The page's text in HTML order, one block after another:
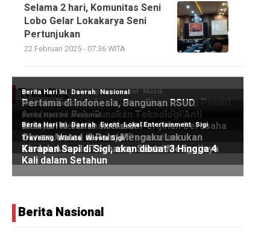
Selama 2 hari, Komunitas Seni
Lobo Gelar Lokakarya Seni
Pertunjukan
22 Februari 2025 - 07:36 WITA
Trending
Berita Nasional